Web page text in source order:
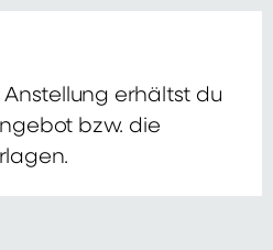
Anstellung erhältst du
bzw. die